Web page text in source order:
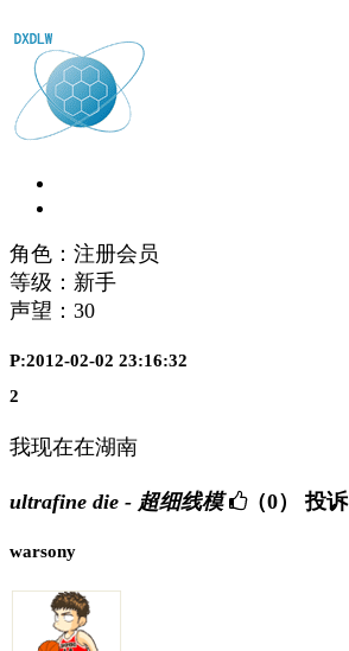
角色：注册会员
等级：新手
声望： 30
P:2012-02-02 23:16:32
2
我现在在湖南
ultrafine die - 超细线模 （0） 投诉
warsony